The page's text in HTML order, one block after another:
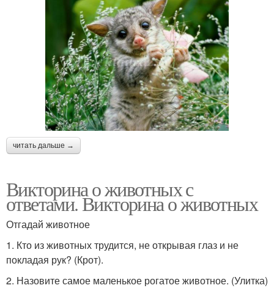
читать дальше →
Викторина о животных с
ответами. Викторина о животных
Отгадай животное
1. Кто из животных трудится, не открывая глаз и не
покладая рук? (Крот).
2. Назовите самое маленькое рогатое животное. (Улитка)